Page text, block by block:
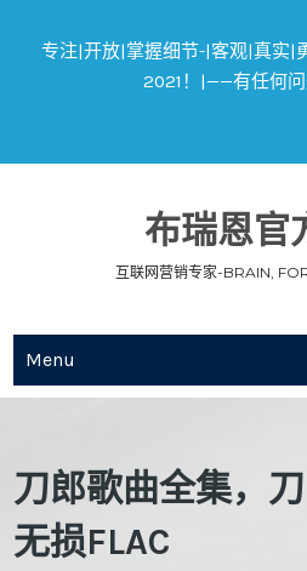
专注|开放|掌握细节-|客观|真实|
2021！|——有任何
布瑞恩官
互联网营销专家-BRAIN,
Menu
刀郎歌曲全集，刀
无损FLAC